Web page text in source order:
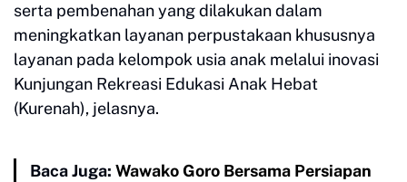
serta pembenahan yang dilakukan dalam
meningkatkan layanan perpustakaan khususnya
layanan pada kelompok usia anak melalui inovasi
Kunjungan Rekreasi Edukasi Anak Hebat
(Kurenah), jelasnya.
Baca Juga: Wawako Goro Bersama Persiapan